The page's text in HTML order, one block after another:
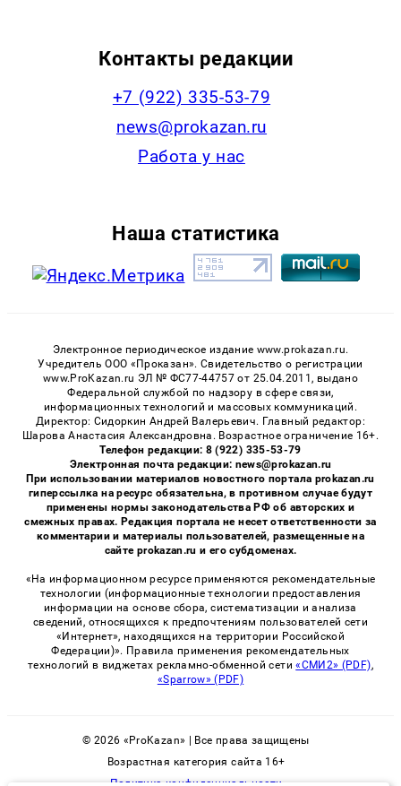
Контакты редакции
+7 (922) 335-53-79
news@prokazan.ru
Работа у нас
Наша статистика
Электронное периодическое издание www.prokazan.ru.
Учредитель ООО «Проказан». Cвидетельство о регистрации
www.ProKazan.ru ЭЛ № ФС77-44757 от 25.04.2011, выдано
Федеральной службой по надзору в сфере связи,
информационных технологий и массовых коммуникаций.
Директор: Сидоркин Андрей Валерьевич. Главный редактор:
Шарова Анастасия Александровна. Возрастное ограничение 16+.
Телефон редакции: 8 (922) 335-53-79
Электронная почта редакции: news@prokazan.ru
При использовании материалов новостного портала prokazan.ru
гиперссылка на ресурс обязательна, в противном случае будут
применены нормы законодательства РФ об авторских и
смежных правах. Редакция портала не несет ответственности за
комментарии и материалы пользователей, размещенные на
сайте prokazan.ru и его субдоменах.
«На информационном ресурсе применяются рекомендательные
технологии (информационные технологии предоставления
информации на основе сбора, систематизации и анализа
сведений, относящихся к предпочтениям пользователей сети
«Интернет», находящихся на территории Российской
Федерации)». Правила применения рекомендательных
технологий в виджетах рекламно-обменной сети«СМИ2» (PDF),
«Sparrow» (PDF)
© 2026 «ProKazan» | Все права защищены
Возрастная категория сайта 16+
Политика конфиденциальности